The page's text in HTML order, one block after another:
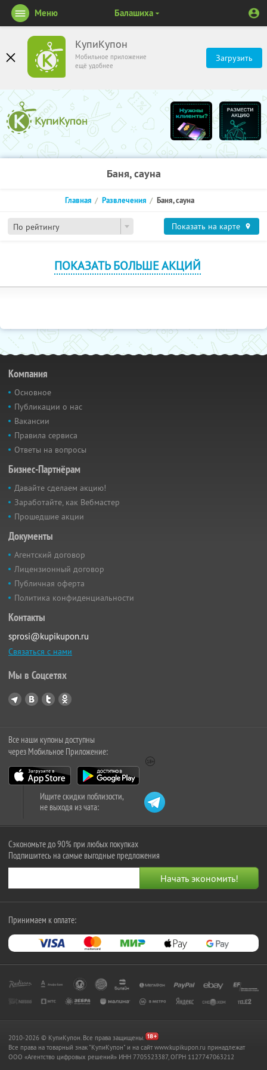
КупиКупон
Мобильное приложение
ещё удобнее
Загрузить
Меню Балашиха
Баня, сауна
По рейтингу
Главная Развлечения Баня, сауна
Показать на карте
ПОКАЗАТЬ БОЛЬШЕ АКЦИЙ
Компания
Основное
Публикации о нас
Вакансии
Правила сервиса
Ответы на вопросы
Бизнес-Партнёрам
Давайте сделаем акцию!
Заработайте, как Вебмастер
Прошедшие акции
Документы
Агентский договор
Лицензионный договор
Публичная оферта
Политика конфиденциальности
Контакты
sprosi@kupikupon.ru
Связаться с нами
Мы в Соцсетях
Все наши купоны доступны
через Мобильное Приложение:
Ищите скидки поблизости,
не выходя из чата:
Сэкономьте до 90% при любых покупках
Подпишитесь на самые выгодные предложения
Принимаем к оплате:
2010-2026 © КупиКупон. Все права защищены.
Все права на товарный знак "КупиКупон" и на сайт www.kupikupon.ru принадлежат
OOO «Агентство цифровых решений» ИНН 7705523387, ОГРН 1127747063212